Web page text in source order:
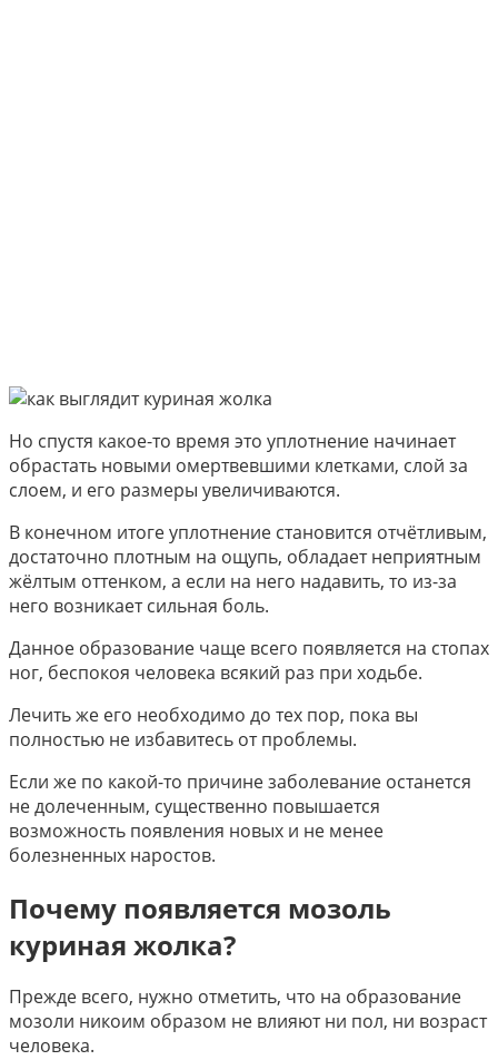
Но спустя какое-то время это уплотнение начинает
обрастать новыми омертвевшими клетками, слой за
слоем, и его размеры увеличиваются.
В конечном итоге уплотнение становится отчётливым,
достаточно плотным на ощупь, обладает неприятным
жёлтым оттенком, а если на него надавить, то из-за
него возникает сильная боль.
Данное образование чаще всего появляется на стопах
ног, беспокоя человека всякий раз при ходьбе.
Лечить же его необходимо до тех пор, пока вы
полностью не избавитесь от проблемы.
Если же по какой-то причине заболевание останется
не долеченным, существенно повышается
возможность появления новых и не менее
болезненных наростов.
Почему появляется мозоль
куриная жолка?
Прежде всего, нужно отметить, что на образование
мозоли никоим образом не влияют ни пол, ни возраст
человека.